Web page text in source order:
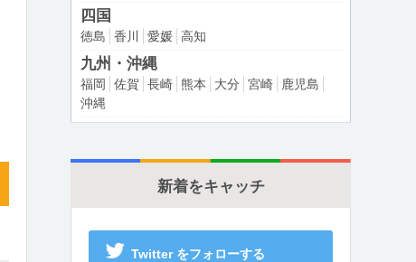
四国
徳島 香川 愛媛 高知
九州・沖縄
福岡 佐賀 長崎 熊本 大分 宮崎
鹿児島
沖縄
新着をキャッチ
Twitter をフォローする